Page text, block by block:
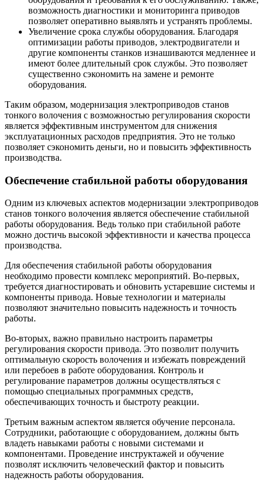
возможность диагностики и мониторинга приводов
позволяет оперативно выявлять и устранять проблемы.
Увеличение срока службы оборудования. Благодаря
оптимизации работы приводов, электродвигатели и
другие компоненты станков изнашиваются медленнее и
имеют более длительный срок службы. Это позволяет
существенно сэкономить на замене и ремонте
оборудования.
Таким образом, модернизация электроприводов станов
тонкого волочения с возможностью регулирования скорости
является эффективным инструментом для снижения
эксплуатационных расходов предприятия. Это не только
позволяет сэкономить деньги, но и повысить эффективность
производства.
Обеспечение стабильной работы оборудования
Одним из ключевых аспектов модернизации электроприводов
станов тонкого волочения является обеспечение стабильной
работы оборудования. Ведь только при стабильной работе
можно достичь высокой эффективности и качества процесса
производства.
Для обеспечения стабильной работы оборудования
необходимо провести комплекс мероприятий. Во-первых,
требуется диагностировать и обновить устаревшие системы и
компоненты привода. Новые технологии и материалы
позволяют значительно повысить надежность и точность
работы.
Во-вторых, важно правильно настроить параметры
регулирования скорости привода. Это позволит получить
оптимальную скорость волочения и избежать повреждений
или перебоев в работе оборудования. Контроль и
регулирование параметров должны осуществляться с
помощью специальных программных средств,
обеспечивающих точность и быстроту реакции.
Третьим важным аспектом является обучение персонала.
Сотрудники, работающие с оборудованием, должны быть
владеть навыками работы с новыми системами и
компонентами. Проведение инструктажей и обучение
позволят исключить человеческий фактор и повысить
надежность работы оборудования.